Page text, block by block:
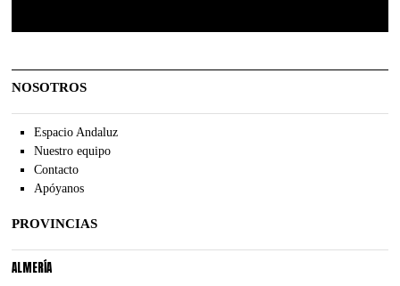
NOSOTROS
Espacio Andaluz
Nuestro equipo
Contacto
Apóyanos
PROVINCIAS
ALMERÍA